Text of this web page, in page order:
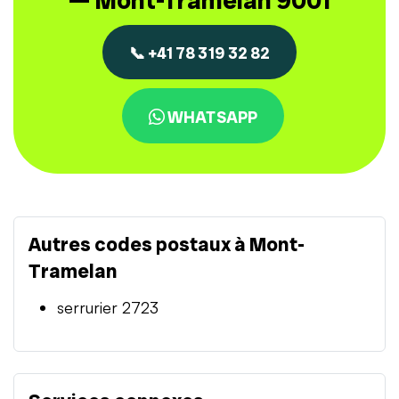
📞 +41 78 319 32 82
WHATSAPP
Autres codes postaux à Mont-
Tramelan
serrurier 2723